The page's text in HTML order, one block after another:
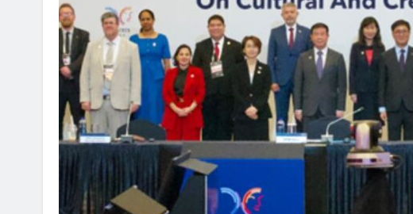
아이피티브이 운영자
AI POLICY CYBERCRIME
[INTERPOL] 아프리카 사이버 범죄 55%가
AI 이용